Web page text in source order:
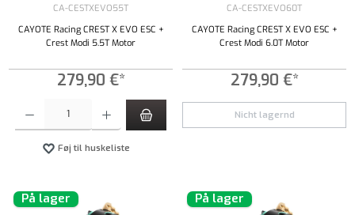
CA-CESTXEVO55T
CAYOTE Racing CREST X EVO ESC +
Crest Modi 5.5T Motor
279,90 €*
Produktmængde: Indtast det ønskede beløb, eller brug knapperne til at øge eller formindske
Føj til huskeliste
CA-CESTXEVO60T
CAYOTE Racing CREST X EVO ESC +
Crest Modi 6.0T Motor
279,90 €*
Nicht lagernd
På lager På lager